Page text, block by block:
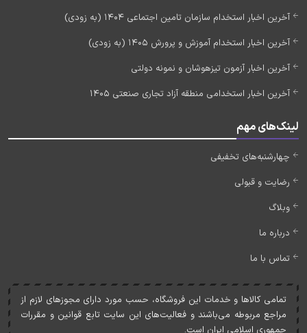
آخرین اخبار استخدام سازمان تامین اجتماعی 1404 (به زودی)
آخرین اخبار استخدام آموزش و پرورش 1405 (به زودی)
آخرین اخبار آزمون تیزهوشان و نمونه دولتی
آخرین اخبار استخدامی منطقه آزاد تجاری صنعتی 1405
لینک‌های مهم
چهارشنبه‌های تخفیفی
رضایت و قبولی
وبلاگ
درباره ما
تماس با ما
تمامی کالاها و خدمات اين فروشگاه، حسب مورد دارای مجوزهای لازم از
مراجع مربوطه می‌باشند و فعاليت‌های اين سايت تابع قوانين و مقررات
جمهوری اسلامی ايران است.